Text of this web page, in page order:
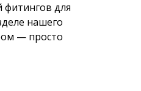
фитингов для
нашего
— просто